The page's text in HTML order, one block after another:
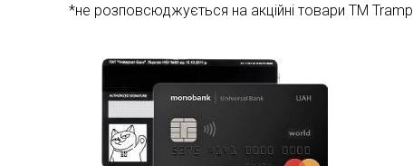
*не розповсюджується на акційні товари ТМ Tramp